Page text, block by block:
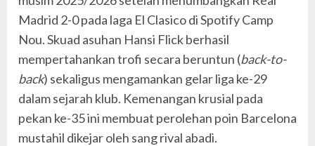
Madrid 2-0 pada laga El Clasico di Spotify Camp
Nou. Skuad asuhan Hansi Flick berhasil
mempertahankan trofi secara beruntun (back-to-
back) sekaligus mengamankan gelar liga ke-29
dalam sejarah klub. Kemenangan krusial pada
pekan ke-35 ini membuat perolehan poin Barcelona
mustahil dikejar oleh sang rival abadi.